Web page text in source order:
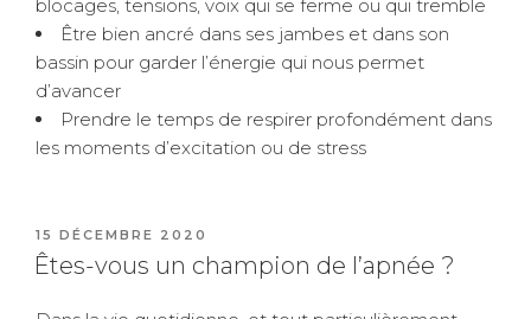
blocages, tensions, voix qui se ferme ou qui tremble
Être bien ancré dans ses jambes et dans son
bassin pour garder l’énergie qui nous permet
d’avancer
Prendre le temps de respirer profondément dans
les moments d’excitation ou de stress
PUBLIÉ
LE
15 DÉCEMBRE 2020
Êtes-vous un champion de l’apnée ?